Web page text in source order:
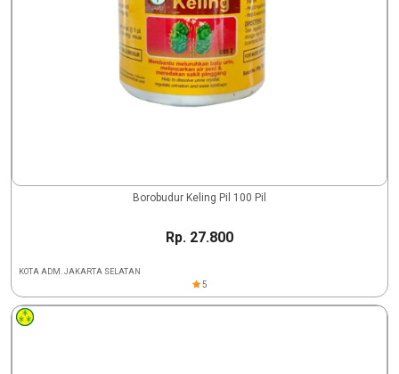
Borobudur Keling Pil 100 Pil
Rp. 27.800
KOTA ADM. JAKARTA SELATAN
5